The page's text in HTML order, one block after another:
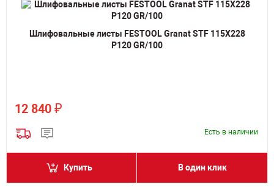
Шлифовальные листы FESTOOL Granat STF 115X228
P120 GR/100
12 840 ₽
Есть в наличии
Купить В один клик